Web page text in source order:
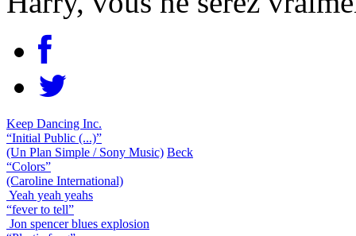
Keep Dancing Inc.
“Initial Public (...)”
(Un Plan Simple / Sony Music) Beck
“Colors”
(Caroline International)
Yeah yeah yeahs
“fever to tell”
Jon spencer blues explosion